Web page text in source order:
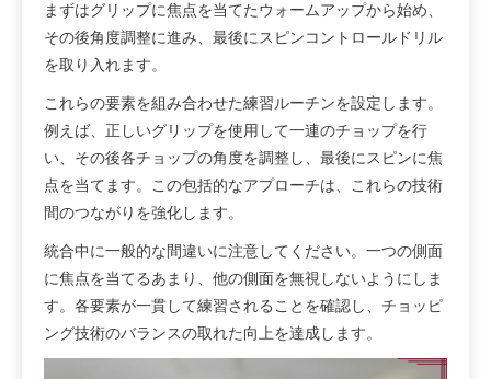
まずはグリップに焦点を当てたウォームアップから始め、
その後角度調整に進み、最後にスピンコントロールドリル
を取り入れます。
これらの要素を組み合わせた練習ルーチンを設定します。
例えば、正しいグリップを使用して一連のチョップを行
い、その後各チョップの角度を調整し、最後にスピンに焦
点を当てます。この包括的なアプローチは、これらの技術
間のつながりを強化します。
統合中に一般的な間違いに注意してください。一つの側面
に焦点を当てるあまり、他の側面を無視しないようにしま
す。各要素が一貫して練習されることを確認し、チョッピ
ング技術のバランスの取れた向上を達成します。